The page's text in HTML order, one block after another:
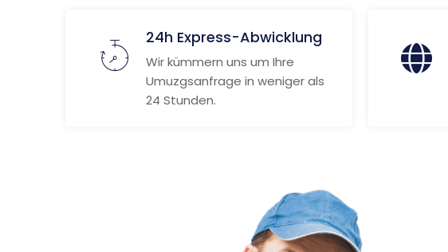
24h Express-Abwicklung
Wir kümmern uns um Ihre
Umuzgsanfrage in weniger als
24 Stunden.